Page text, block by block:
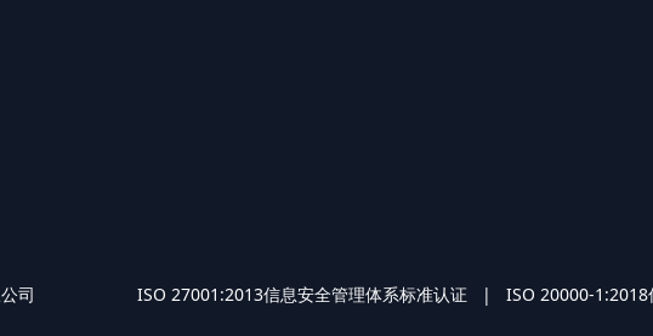
有限公司 ISO 27001:2013信息安全管理体系标准认证 | ISO 20000-